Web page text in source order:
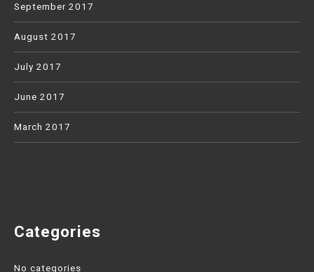
September 2017
August 2017
July 2017
June 2017
March 2017
Categories
No categories